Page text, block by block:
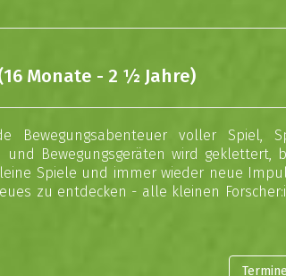
Monate - 2 ½ Jahre)
Bewegungsabenteuer voller Spiel,
Bewegungsgeräten wird geklettert,
Spiele und immer wieder neue
zu entdecken - alle kleinen